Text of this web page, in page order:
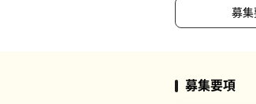
募
募集要項